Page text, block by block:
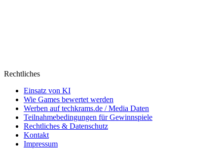
Rechtliches
Einsatz von KI
Wie Games bewertet werden
Werben auf techkrams.de / Media Daten
Teilnahmebedingungen für Gewinnspiele
Rechtliches & Datenschutz
Kontakt
Impressum